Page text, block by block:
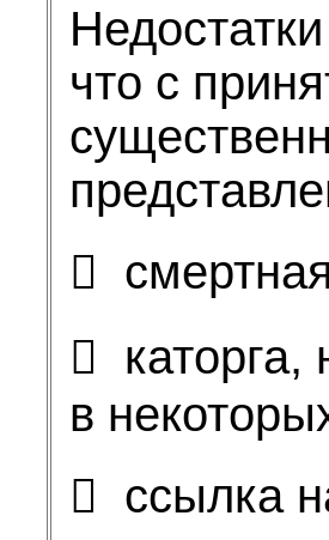
что с

 каторга,
в
 ссылка